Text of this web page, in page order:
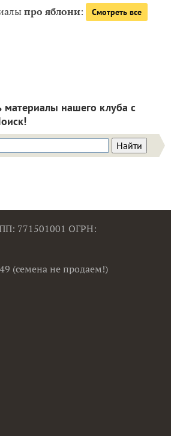
про яблони: Смотреть все
материалы нашего клуба с
771501001 ОГРН:
(семена не продаем!)